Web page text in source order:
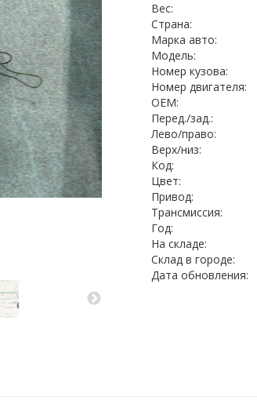
Вес:
Страна:
Марка авто:
Модель:
Номер кузова:
Номер двигателя:
OEM:
Перед./зад.:
Лево/право:
Верх/низ:
Код:
Цвет:
Привод:
Трансмиссия:
Год:
На складе:
Cклад в городе:
Дата обновления: